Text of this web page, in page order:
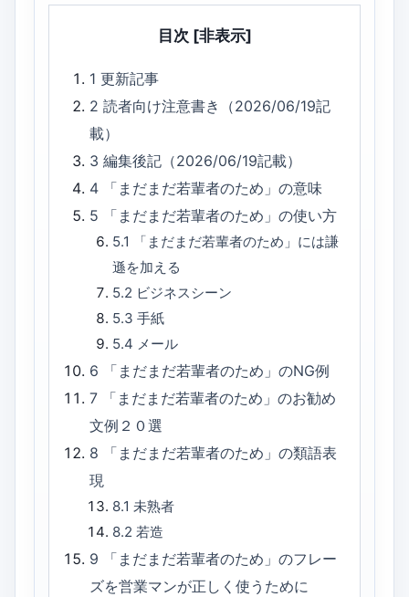
目次 [非表示]
1更新記事
2読者向け注意書き（2026/06/19記
載）
3編集後記（2026/06/19記載）
4
「まだまだ若輩者のため」の意味
5
「まだまだ若輩者のため」の使い方
5.1
「まだまだ若輩者のため」には謙
遜を加える
5.2 ビジネスシーン
5.3 手紙
5.4 メール
6
「まだまだ若輩者のため」のNG例
7
「まだまだ若輩者のため」のお勧め
文例２０選
8
「まだまだ若輩者のため」の類語表
現
8.1 未熟者
8.2 若造
9
「まだまだ若輩者のため」のフレー
ズを営業マンが正しく使うために